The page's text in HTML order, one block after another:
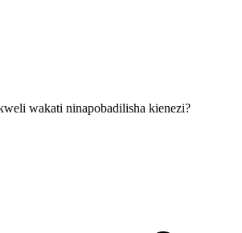
wakati ninapobadilisha kienezi?